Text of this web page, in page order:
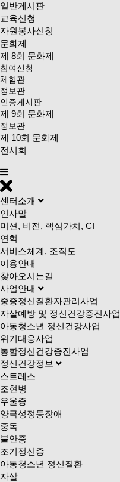
일반게시판
교육신청
자원봉사신청
문화제
제 8회 문화제
참여신청
체험관
정보관
인증게시판
제 9회 문화제
정보관
제 10회 문화제
전시회
센터소개
인사말
미션, 비전, 핵심가치, CI
연혁
서비스체계, 조직도
이용안내
찾아오시는길
사업안내
중증정신질환자관리사업
자살예방 및 정신건강증진사업
아동청소년 정신건강사업
위기대응사업
통합정신건강증진사업
정신건강정보
스트레스
조현병
우울증
양극성정동장애
중독
불안증
조기정신증
아동청소년 정신질환
자살